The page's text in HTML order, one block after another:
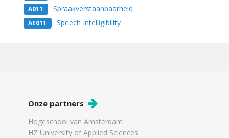
A011 Spraakverstaanbaarheid
AE011 Speech Intelligibility
Onze partners
Hogeschool van Amsterdam
HZ University of Applied Sciences